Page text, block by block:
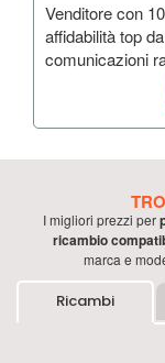
Venditore con
affidabilità top
comunicazioni
I migliori prezzi per
ricambio
marca e
Ricambi